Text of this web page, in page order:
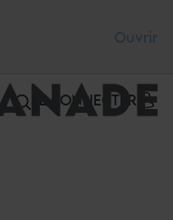
Ouvrir
SE CONNECTER